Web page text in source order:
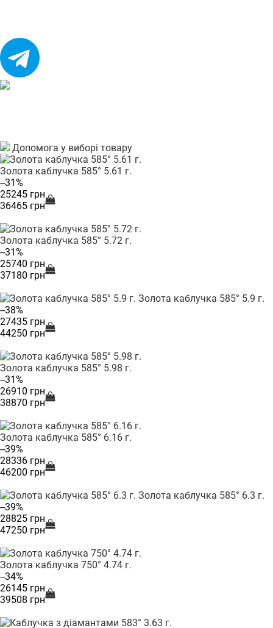
Допомога у виборі товару
Золота каблучка 585° 5.61 г.
--31%
25245 грн
36465 грн
Золота каблучка 585° 5.72 г.
--31%
25740 грн
37180 грн
Золота каблучка 585° 5.9 г.
--38%
27435 грн
44250 грн
Золота каблучка 585° 5.98 г.
--31%
26910 грн
38870 грн
Золота каблучка 585° 6.16 г.
--39%
28336 грн
46200 грн
Золота каблучка 585° 6.3 г.
--39%
28825 грн
47250 грн
Золота каблучка 750° 4.74 г.
--34%
26145 грн
39508 грн